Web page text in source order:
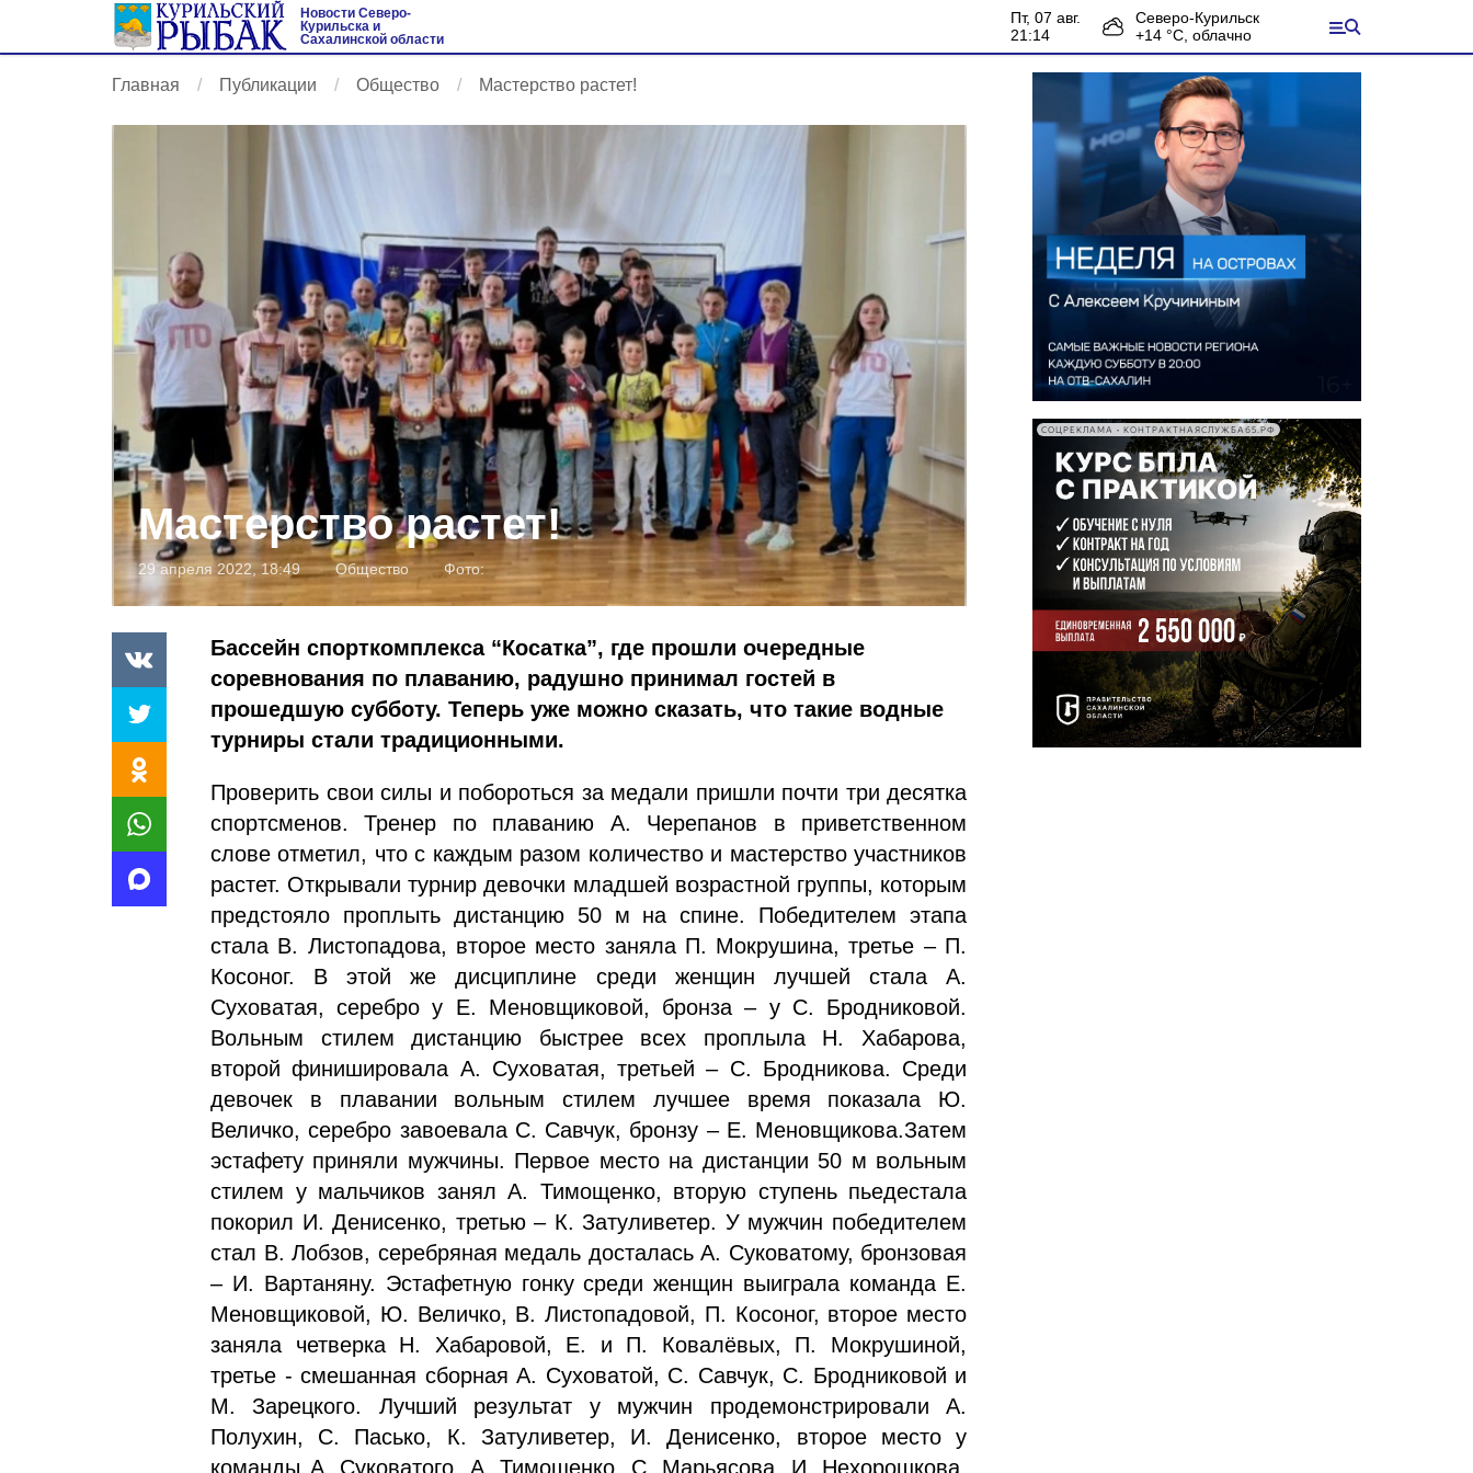
Новости Северо-
Курильска и
Сахалинской области
пт, 07 авг.
21:14
Северо-Курильск
+14 °С, облачно
Главная Публикации Общество Мастерство растет!
Мастерство растет!
29 апреля 2022, 18:49 Общество Фото:
Бассейн спорткомплекса “Косатка”, где прошли очередные
соревнования по плаванию, радушно принимал гостей в
прошедшую субботу. Теперь уже можно сказать, что такие водные
турниры стали традиционными.
Проверить свои силы и побороться за медали пришли почти три десятка
спортсменов. Тренер по плаванию А. Черепанов в приветственном
слове отметил, что с каждым разом количество и мастерство участников
растет. Открывали турнир девочки младшей возрастной группы, которым
предстояло проплыть дистанцию 50 м на спине. Победителем этапа
стала В. Листопадова, второе место заняла П. Мокрушина, третье – П.
Косоног. В этой же дисциплине среди женщин лучшей стала А.
Суховатая, серебро у Е. Меновщиковой, бронза – у С. Бродниковой.
Вольным стилем дистанцию быстрее всех проплыла Н. Хабарова,
второй финишировала А. Суховатая, третьей – С. Бродникова. Среди
девочек в плавании вольным стилем лучшее время показала Ю.
Величко, серебро завоевала С. Савчук, бронзу – Е. Меновщикова.Затем
эстафету приняли мужчины. Первое место на дистанции 50 м вольным
стилем у мальчиков занял А. Тимощенко, вторую ступень пьедестала
покорил И. Денисенко, третью – К. Затуливетер. У мужчин победителем
стал В. Лобзов, серебряная медаль досталась А. Суковатому, бронзовая
– И. Вартаняну. Эстафетную гонку среди женщин выиграла команда Е.
Меновщиковой, Ю. Величко, В. Листопадовой, П. Косоног, второе место
заняла четверка Н. Хабаровой, Е. и П. Ковалёвых, П. Мокрушиной,
третье - смешанная сборная А. Суховатой, С. Савчук, С. Бродниковой и
М. Зарецкого. Лучший результат у мужчин продемонстрировали А.
Полухин, С. Пасько, К. Затуливетер, И. Денисенко, второе место у
команды А. Суковатого, А. Тимощенко, С. Марьясова, И. Нехорошкова,
СОЦРЕКЛАМА • КОНТРАКТНАЯСЛУЖБА65.РФ